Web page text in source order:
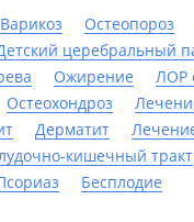
Варикоз Остеопороз
церебральный
Ожирение ЛОР
Остеохондроз
Дерматит
кишечный тракт
Бесплодие